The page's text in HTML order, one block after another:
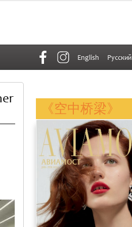
English Русский
《空中桥梁》